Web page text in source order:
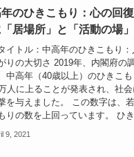
のひきこもり：心の回
居場所」と「活動の場
イトル：中高年のひきこもり
りの大切さ 2019年、内閣府の
中高年（40歳以上）のひきこ
人に上ることが発表され、社会
を与えました。 この数字は、
りの数を上回っています。 ひき
9, 2021